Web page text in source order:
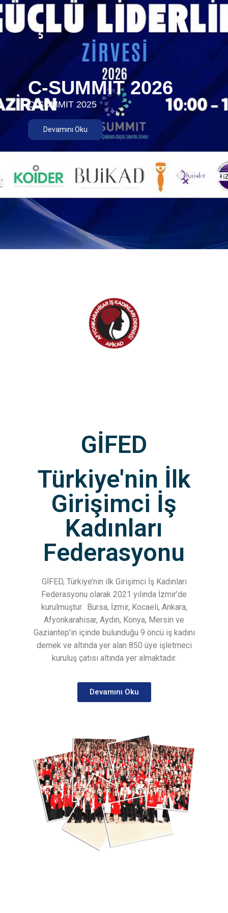
C-SUMMIT 2026
C-SUMMIT 2025
Devamını Oku
GİFED
Türkiye'nin İlk
Girişimci İş
Kadınları
Federasyonu
GİFED, Türkiye’nin ilk Girişimci İş Kadınları
Federasyonu olarak 2021 yılında İzmir’de
kurulmuştur. Bursa, İzmir, Kocaeli, Ankara,
Afyonkarahisar, Aydın, Konya, Mersin ve
Gaziantep’in içinde bulunduğu 9 öncü iş kadını
dernek ve altında yer alan 850 üye işletmeci
kuruluş çatısı altında yer almaktadır.
Devamını Oku